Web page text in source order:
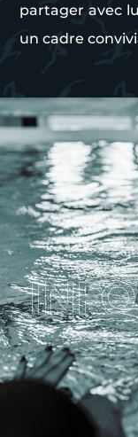
partager avec
un cadre